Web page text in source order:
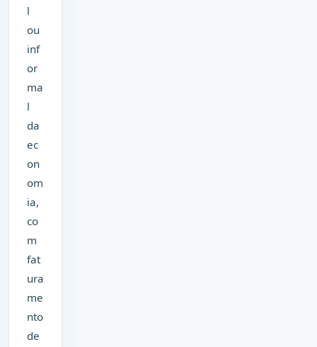
l
ou
inf
or
ma
l
da
ec
on
om
ia,
co
m
fat
ura
me
nto
de